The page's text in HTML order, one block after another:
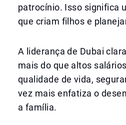
patrocínio. Isso significa
que criam filhos e
A liderança de Dubai
mais do que altos
qualidade de vida,
vez mais enfatiza o
a família.